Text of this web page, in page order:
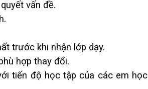
vấn đề.
trước khi nhận lớp dạy.
hợp thay đổi.
tiến độ học tập của các em học